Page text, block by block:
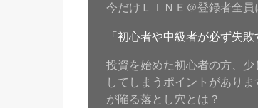
今だけＬＩＮＥ＠登録者全員
「初心者や中級者が必ず失
投資を始めた初心者の方、
してしまうポイントがあり
が陥る落とし穴とは？